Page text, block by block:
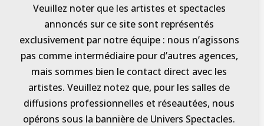
Veuillez noter que les artistes et spectacles
annoncés sur ce site sont représentés
exclusivement par notre équipe : nous n’agissons
pas comme intermédiaire pour d’autres agences,
mais sommes bien le contact direct avec les
artistes. Veuillez notez que, pour les salles de
diffusions professionnelles et réseautées, nous
opérons sous la bannière de Univers Spectacles.